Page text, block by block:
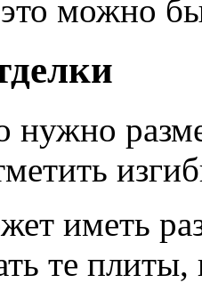
можно
нужно
иметь
те